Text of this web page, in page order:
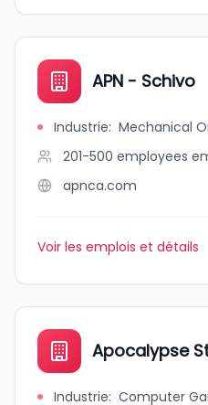
APN - Schivo
Industrie: Mechanical
201-500 employees
apnca.com
Voir les emplois et détails
Apocalypse
Industrie: Computer